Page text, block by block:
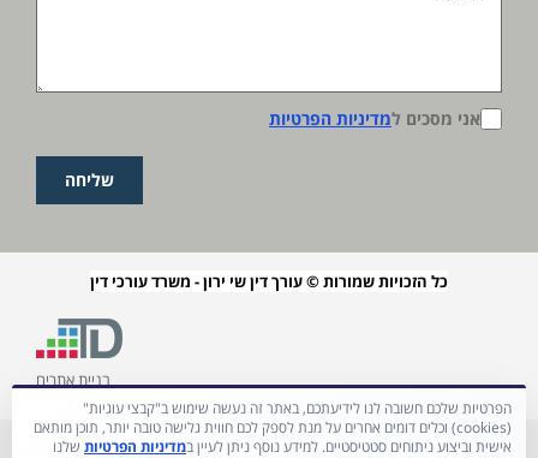
אני מסכים למדיניות הפרטיות
שליחה
כל הזכויות שמורות © עורך דין שי ירון - משרד עורכי דין
בניית אתרים
הפרטיות שלכם חשובה לנו לידיעתכם, באתר זה נעשה שימוש ב"קבצי עוגיות"
(cookies) וכלים דומים אחרים על מנת לספק לכם חווית גלישה טובה יותר, תוכן מותאם
אישית וביצוע ניתוחים סטטיסטיים. למידע נוסף ניתן לעיין במדיניות הפרטיות שלנו